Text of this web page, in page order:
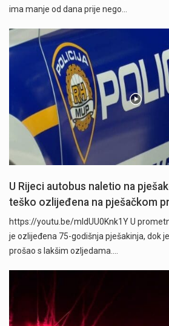
ima manje od dana prije nego…
U Rijeci autobus naletio na
teško ozlijeđena na pješačkom
https://youtu.be/mldUU0Knk1Y U
je ozlijeđena 75-godišnja pješakinja, dok
prošao s lakšim ozljedama.…